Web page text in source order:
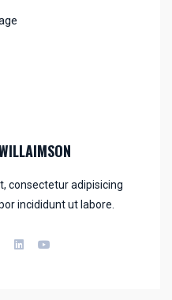
consectetur adipisicing
incididunt ut labore.